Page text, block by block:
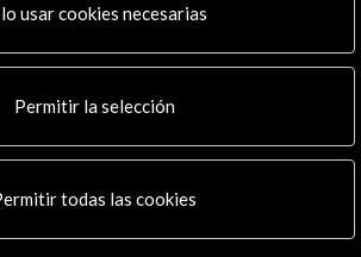
a AC/E
usar cookies necesarias
Permitir la selección
todas las cookies